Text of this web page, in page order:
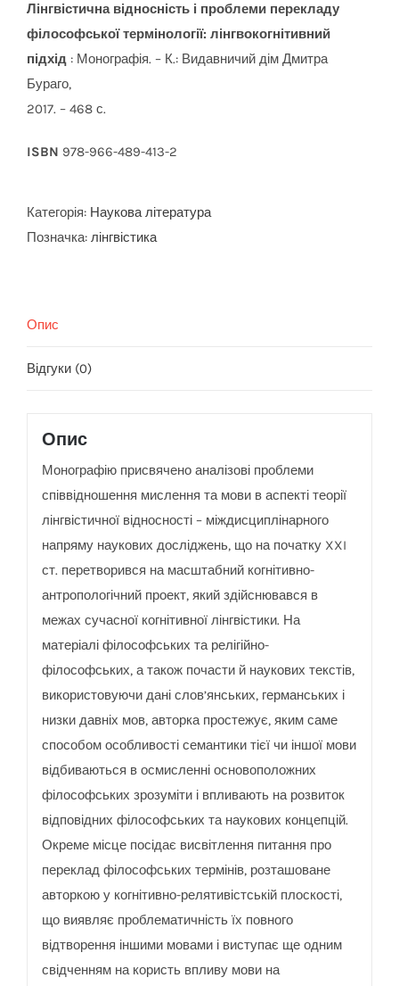
Лінгвістична відносність і проблеми перекладу
філософської термінології: лінгвокогнітивний
підхід : Монографія. – К.: Видавничий дім Дмитра
Бураго,
2017. – 468 с.
ISBN 978-966-489-413-2
Категорія: Наукова література
Позначка: лінгвістика
Опис
Відгуки (0)
Опис
Монографію присвячено аналізові проблеми
співвідношення мислення та мови в аспекті теорії
лінгвістичної відносності – міждисциплінарного
напряму наукових досліджень, що на початку XXI
ст. перетворився на масштабний когнітивно-
антропологічний проект, який здійснювався в
межах сучасної когнітивної лінгвістики. На
матеріалі філософських та релігійно-
філософських, а також почасти й наукових текстів,
використовуючи дані слов’янських, германських і
низки давніх мов, авторка простежує, яким саме
способом особливості семантики тієї чи іншої мови
відбиваються в осмисленні основоположних
філософських зрозуміти і впливають на розвиток
відповідних філософських та наукових концепцій.
Окреме місце посідає висвітлення питання про
переклад філософських термінів, розташоване
авторкою у когнітивно-релятивістській плоскості,
що виявляє проблематичність їх повного
відтворення іншими мовами і виступає ще одним
свідченням на користь впливу мови на